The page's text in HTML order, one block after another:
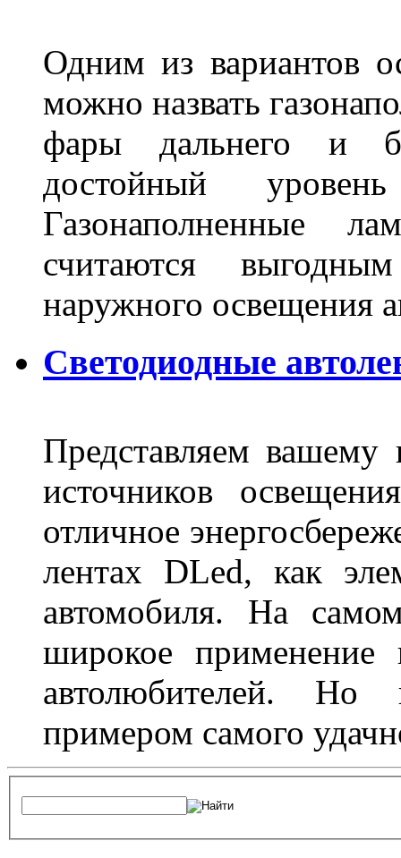
Одним из вариантов
можно назвать
фары дальнего и
достойный
Газонаполненные
считаются
наружного освещения
Светодиодные
Представляем
источников
отличное
лентах DLed, как
автомобиля. На
широкое
автолюбителей. Но
примером самого